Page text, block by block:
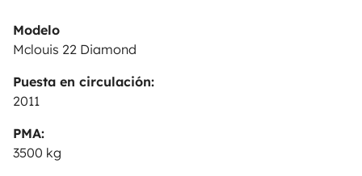
SERVICIO DE TRANSPORTE: estación, aeropuerto
(llegada y salida) 50,00 €.
Modelo
Mclouis 22 Diamond
Puesta en circulación:
2011
PMA:
3500 kg